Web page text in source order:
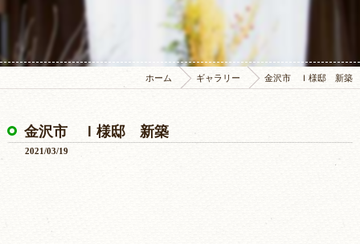
ホーム ギャラリー 金沢市 Ｉ様邸 新築
金沢市 Ｉ様邸 新築
2021/03/19